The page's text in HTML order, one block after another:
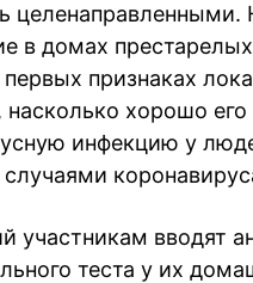
целенаправленными.
в домах
признаках
насколько хорошо
инфекцию у
участникам вводят
теста у их